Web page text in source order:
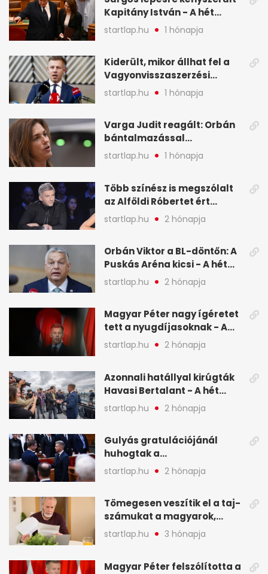
Kapitány István - A hét
legfontosabb hírei
képekben
startlap.hu 1 hónapja
Kiderült, mikor állhat fel a
Vagyonvisszaszerzési
Hivatal - A hét legfontosabb
hírei képekben
startlap.hu 1 hónapja
Varga Judit reagált: Orbán
bántalmazással
kapcsolatban emlegette - A
hét legfontosabb hírei
startlap.hu 1 hónapja
Több színész is megszólalt
az Alföldi Róbertet ért
vádakról - A hét
legfontosabb hírei
startlap.hu 2 hónapja
Orbán Viktor a BL-döntőn: A
Puskás Aréna kicsi - A hét
legfontosabb hírei képeken
startlap.hu 2 hónapja
Magyar Péter nagy ígéretet
tett a nyugdíjasoknak - A
hét legfontosabb hírei
képekben
startlap.hu 2 hónapja
Azonnali hatállyal kirúgták
Havasi Bertalant - A hét
legfontosabb hírei
képekben
startlap.hu 2 hónapja
Gulyás gratulációjánál
huhogtak a
leghangosabban, miután
Magyart miniszterelnökké
legfontosabb hírei
képekben
startlap.hu 2 hónapja
Tömegesen veszítik el a taj-
számukat a magyarok,
sokak ellen eljárást indít a
NAV - A hét hírei képekben
startlap.hu 3 hónapja
Magyar Péter felszólította a